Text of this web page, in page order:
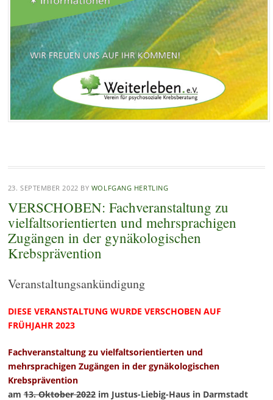
23. SEPTEMBER 2022 BY WOLFGANG HERTLING
VERSCHOBEN: Fachveranstaltung zu
vielfaltsorientierten und mehrsprachigen
Zugängen in der gynäkologischen
Krebsprävention
Veranstaltungsankündigung
DIESE VERANSTALTUNG WURDE VERSCHOBEN AUF
FRÜHJAHR 2023
Fachveranstaltung zu vielfaltsorientierten und
mehrsprachigen Zugängen in der gynäkologischen
Krebsprävention
am13. Oktober 2022im Justus-Liebig-Haus in Darmstadt